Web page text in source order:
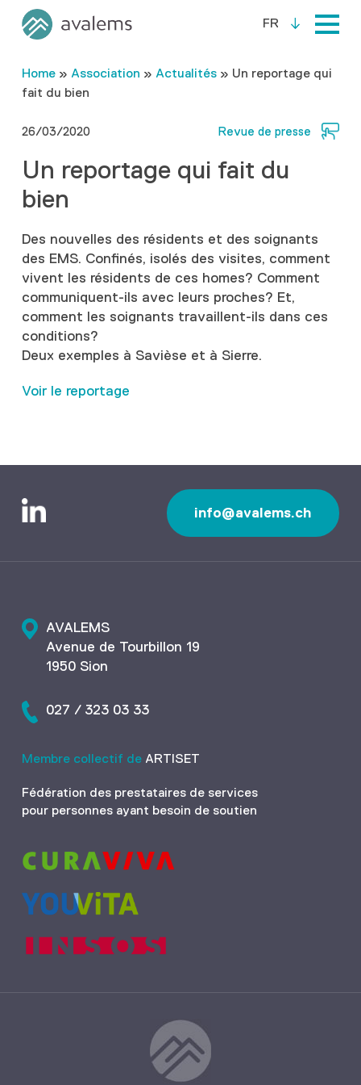
FR
Home» Association » Actualités» Un reportage qui
fait du bien
26/03/2020 Revue de presse
Un reportage qui fait du
bien
Des nouvelles des résidents et des soignants
des EMS. Confinés, isolés des visites, comment
vivent les résidents de ces homes? Comment
communiquent-ils avec leurs proches? Et,
comment les soignants travaillent-ils dans ces
conditions?
Deux exemples à Savièse et à Sierre.
Voir le reportage
info@avalems.ch
AVALEMS
Avenue de Tourbillon 19
1950 Sion
027 / 323 03 33
Membre collectif deARTISET
Fédération des prestataires de services
pour personnes ayant besoin de soutien